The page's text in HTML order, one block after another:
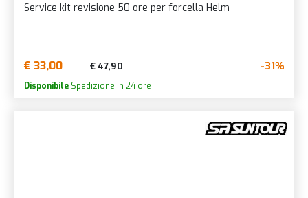
Service kit revisione 50 ore per forcella Helm
€ 33,00 € 47,90 -31%
Disponibile Spedizione in 24 ore